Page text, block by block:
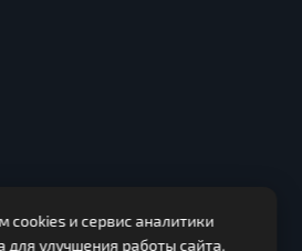
Компания (c) 2026. Все права
cookies и сервис аналитики
для улучшения работы сайта.